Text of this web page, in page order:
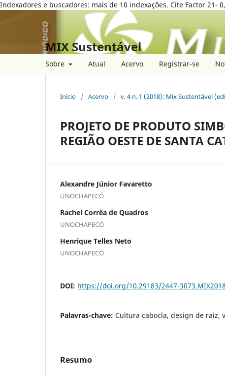
Indexadores e buscadores: mais de 10 indexações. Cite Factor 21-
MIX Sustentável
Sobre Atual Acervo Registrar-se
Início / Acervo / v. 4 n. 1 (2018): Mix Sustentável
PROJETO DE PRODUTO
REGIÃO OESTE DE SANTA
Alexandre Júnior Favaretto
UNOCHAPECÓ
Rachel Corrêa de Quadros
UNOCHAPECÓ
Henrique Telles Neto
UNOCHAPECÓ
DOI: https://doi.org/10.29183/2447-
Palavras-chave: Cultura cabocla, design de raiz,
Resumo